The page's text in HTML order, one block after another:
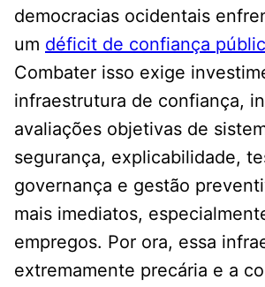
democracias ocidentais
um déficit de confiança
Combater isso exige
infraestrutura de confiança,
avaliações objetivas de
segurança, explicabilidade,
governança e gestão
mais imediatos,
empregos. Por ora, essa
extremamente precária e a